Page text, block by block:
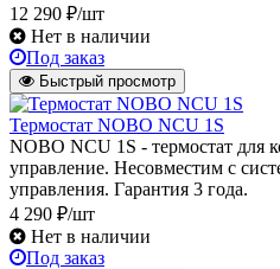
12 290 ₽/шт
Нет в наличии
Под заказ
Быстрый просмотр
Термостат NOBO NCU 1S
NOBO NCU 1S - термостат для
управление. Несовместим с
управления. Гарантия 3 года.
4 290 ₽/шт
Нет в наличии
Под заказ